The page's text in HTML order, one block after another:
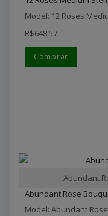
Model: 12 Roses
R$648,57
Comprar
Abundant
Abundant Rose
Model: Abundant